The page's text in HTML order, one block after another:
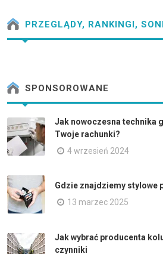
PRZEGLĄDY, RANKINGI,
SPONSOROWANE
Jak nowoczesna technika
Twoje rachunki?
4 wrzesień 2024
Gdzie znajdziemy stylowe
13 marzec 2025
Jak wybrać producenta
czynniki